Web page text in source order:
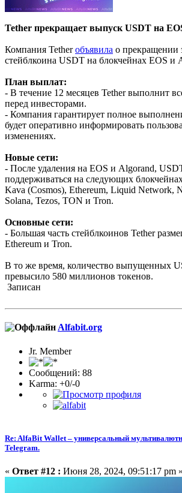
Tether прекращает выпуск USDT на
Компания Tetherобъявила о прекращении
стейблкоина USDT на блокчейнах EOS и
План выплат:
- В течение 12 месяцев Tether выполнит
перед инвесторами.
- Компания гарантирует полное
будет оперативно информировать
изменениях.
Новые сети:
- После удаления на EOS и Algorand,
поддерживаться на следующих
Kava (Cosmos), Ethereum, Liquid Network,
Solana, Tezos, TON и Tron.
Основные сети:
- Большая часть стейблкоинов Tether
Ethereum и Tron.
В то же время, количество выпущенных
превысило 580 миллионов токенов.
Записан
Alfabit.org
Jr. Member
Сообщений: 88
Karma: +0/-0
Re: AlfaBit Wallet – универсальный
Telegram.
« Ответ #12 : Июня 28, 2024, 09:51:17 pm »